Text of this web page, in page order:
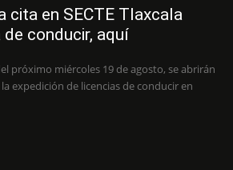
cita en SECTE Tlaxcala
conducir, aquí
próximo miércoles 19 de agosto, se abrirán
expedición de licencias de conducir en